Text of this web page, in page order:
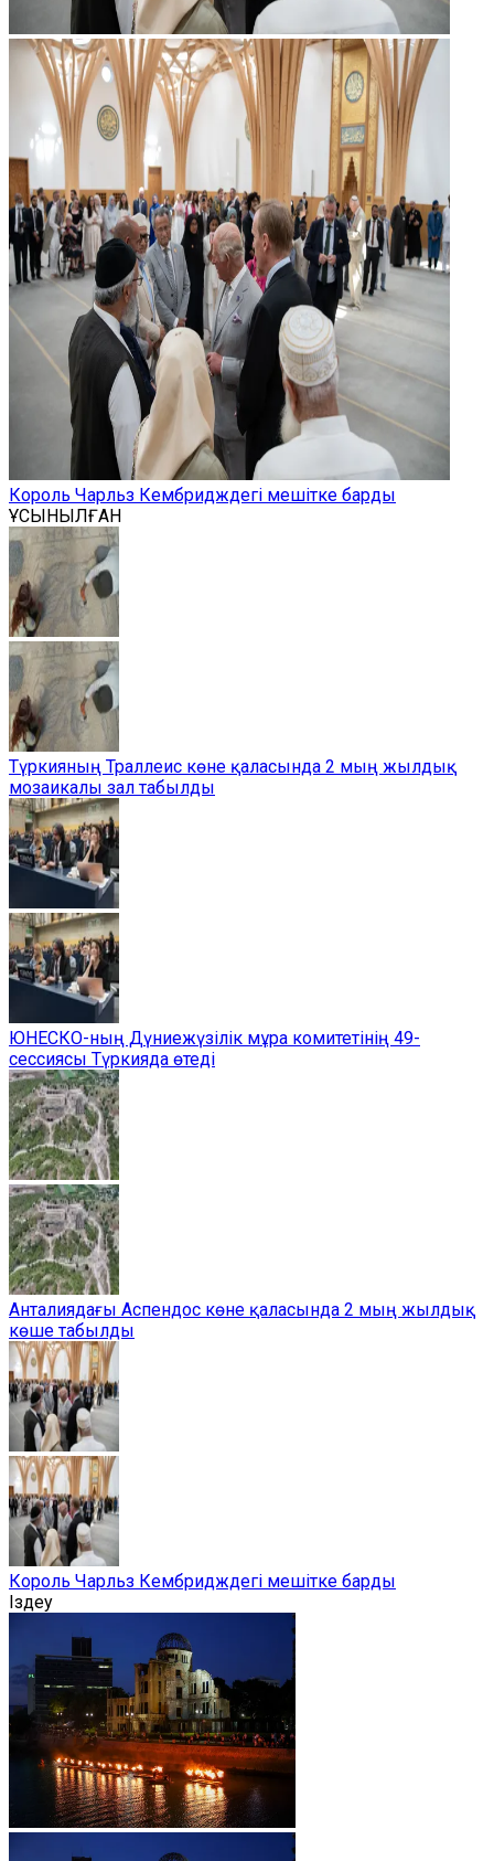
Король Чарльз Кембридждегі мешітке барды
ҰСЫНЫЛҒАН
Түркияның Траллеис көне қаласында 2 мың жылдық
мозаикалы зал табылды
ЮНЕСКО-ның Дүниежүзілік мұра комитетінің 49-
сессиясы Түркияда өтеді
Анталиядағы Аспендос көне қаласында 2 мың жылдық
көше табылды
Король Чарльз Кембридждегі мешітке барды
Іздеу